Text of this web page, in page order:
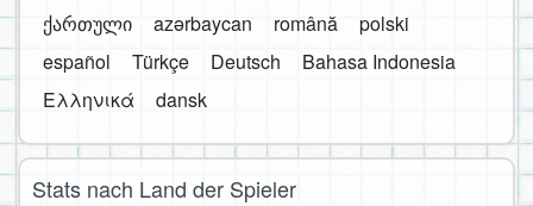
ქართული
azərbaycan română
polski
español
Türkçe Deutsch
Bahasa Indonesia
Ελληνικά
dansk
Stats nach Land der Spieler